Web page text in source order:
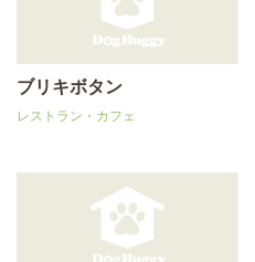
ブリキボタン
レストラン・カフェ